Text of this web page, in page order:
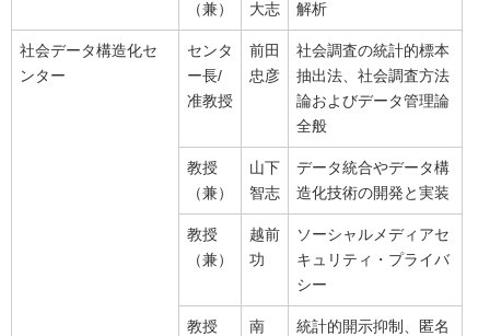
（兼） 大志 解析
社会データ構造化セ
ンター
センタ
ー長/
准教授
前田
忠彦
社会調査の統計的標本
抽出法、社会調査方法
論およびデータ管理論
全般
教授
（兼）
山下
智志
データ統合やデータ構
造化技術の開発と実装
教授
（兼）
越前
功
ソーシャルメディアセ
キュリティ・プライバ
シー
教授
南
統計的開示抑制、匿名